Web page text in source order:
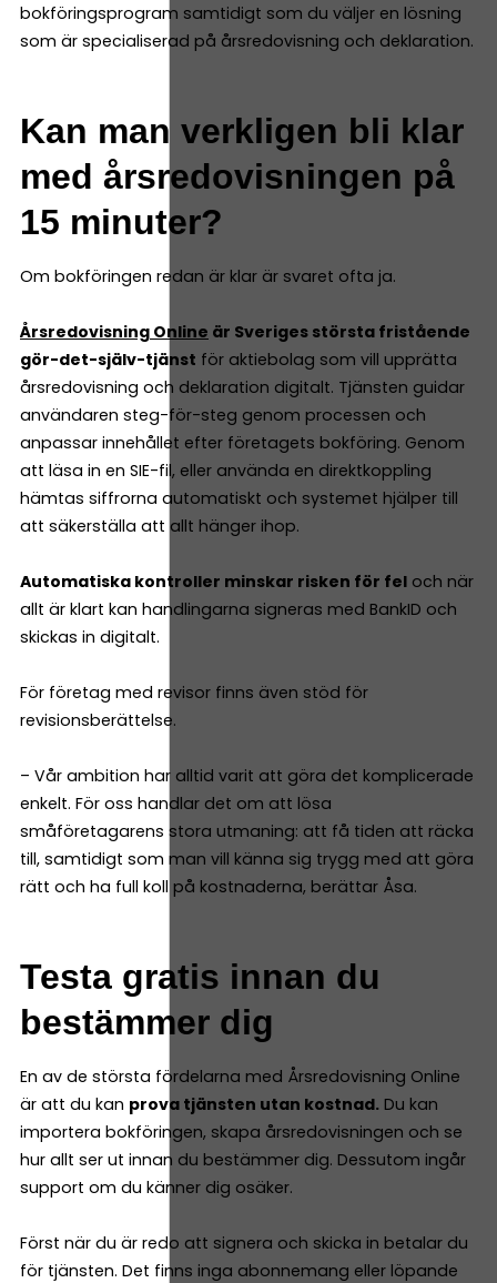
bokföringsprogram samtidigt som du väljer en lösning
som är specialiserad på årsredovisning och deklaration.
Kan man verkligen bli klar
med årsredovisningen på
15 minuter?
Om bokföringen redan är klar är svaret ofta ja.
Årsredovisning Online är Sveriges största fristående
gör-det-själv-tjänst för aktiebolag som vill upprätta
årsredovisning och deklaration digitalt. Tjänsten guidar
användaren steg-för-steg genom processen och
anpassar innehållet efter företagets bokföring. Genom
att läsa in en SIE-fil, eller använda en direktkoppling
hämtas siffrorna automatiskt och systemet hjälper till
att säkerställa att allt hänger ihop.
Automatiska kontroller minskar risken för fel och när
allt är klart kan handlingarna signeras med BankID och
skickas in digitalt.
För företag med revisor finns även stöd för
revisionsberättelse.
– Vår ambition har alltid varit att göra det komplicerade
enkelt. För oss handlar det om att lösa
småföretagarens stora utmaning: att få tiden att räcka
till, samtidigt som man vill känna sig trygg med att göra
rätt och ha full koll på kostnaderna, berättar Åsa.
Testa gratis innan du
bestämmer dig
En av de största fördelarna med Årsredovisning Online
är att du kan prova tjänsten utan kostnad. Du kan
importera bokföringen, skapa årsredovisningen och se
hur allt ser ut innan du bestämmer dig. Dessutom ingår
support om du känner dig osäker.
Först när du är redo att signera och skicka in betalar du
för tjänsten. Det finns inga abonnemang eller löpande